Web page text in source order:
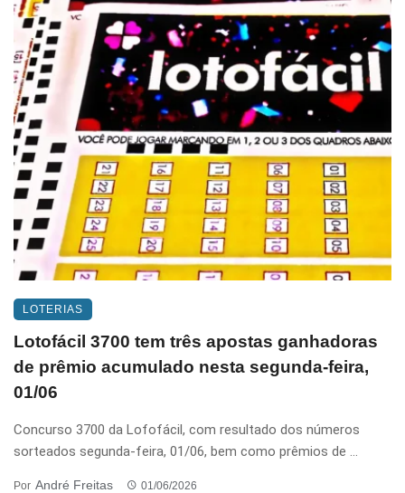
LOTERIAS
Lotofácil 3700 tem três apostas ganhadoras
de prêmio acumulado nesta segunda-feira,
01/06
Concurso 3700 da Lofofácil, com resultado dos números
sorteados segunda-feira, 01/06, bem como prêmios de ...
Por André Freitas 01/06/2026